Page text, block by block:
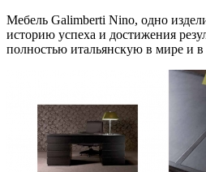
Мебель Galimberti Nino, одно
историю успеха и достижения
полностью итальянскую в мире и